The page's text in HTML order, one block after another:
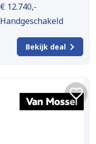
€ 12.740,-
Handgeschakeld
Bekijk deal